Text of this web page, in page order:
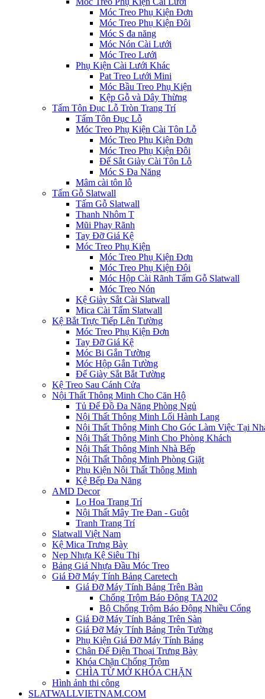
Móc Treo Phụ Kiện Đơn
Móc Treo Phụ Kiện Đôi
Móc S đa năng
Móc Nón Cài Lưới
Móc Treo Lưới
Phụ Kiện Cài Lưới Khác
Pat Treo Lưới Mini
Móc Bầu Treo Phụ Kiện
Kệp Gỗ và Dây Thừng
Tấm Tôn Đục Lỗ Tròn Trang Trí
Tấm Tôn Đục Lỗ
Móc Treo Phụ Kiện Cài Tôn Lỗ
Móc Treo Phụ Kiện Đơn
Móc Treo Phụ Kiện Đôi
Đế Sắt Giày Cài Tôn Lỗ
Móc S Đa Năng
Mâm cài tôn lỗ
Tấm Gỗ Slatwall
Tấm Gỗ Slatwall
Thanh Nhôm T
Mũi Phay Rãnh
Tay Đỡ Giá Kệ
Móc Treo Phụ Kiện
Móc Treo Phụ Kiện Đơn
Móc Treo Phụ Kiện Đôi
Móc Hộp Cài Rãnh Tấm Gỗ Slatwall
Móc Treo Nón
Kệ Giày Sắt Cài Slatwall
Mica Cài Tấm Slatwall
Kệ Bắt Trực Tiếp Lên Tường
Móc Treo Phụ Kiện Đơn
Tay Đỡ Giá Kệ
Móc Bi Gắn Tường
Móc Hộp Gắn Tường
Đế Giày Sắt Bắt Tường
Kệ Treo Sau Cánh Cửa
Nội Thất Thông Minh Cho Căn Hộ
Tủ Để Đồ Đa Năng Phòng Ngủ
Nội Thất Thông Minh Lối Hành Lang
Nội Thất Thông Minh Cho Góc Làm Việc Tại
Nội Thất Thông Minh Cho Phòng Khách
Nội Thất Thông Minh Nhà Bếp
Nội Thất Thông Minh Phòng Giặt
Phụ Kiện Nội Thất Thông Minh
Kệ Bếp Đa Năng
AMD Decor
Lọ Hoa Trang Trí
Nội Thất Mây Tre Đan - Guột
Tranh Trang Trí
Slatwall Việt Nam
Kệ Mica Trưng Bày
Nẹp Nhựa Kệ Siêu Thị
Bảng Giá Nhựa Đầu Móc Treo
Giá Đỡ Máy Tính Bảng Caretech
Giá Đỡ Máy Tính Bảng Trên Bàn
Chống Trộm Báo Động TA202
Bộ Chống Trộm Báo Động Nhiều Cổng
Giá Đỡ Máy Tính Bảng Trên Sàn
Giá Đỡ Máy Tính Bảng Trên Tường
Phụ Kiện Giá Đỡ Máy Tính Bảng
Chân Đế Điện Thoại Trưng Bày
Khóa Chặn Chống Trộm
CHÌA TỪ MỞ KHÓA CHẶN
Hình ảnh thi công
SLATWALLVIETNAM.COM